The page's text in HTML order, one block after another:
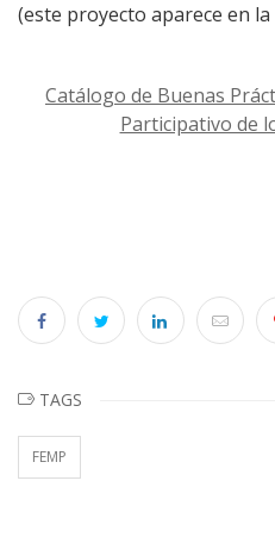
(este proyecto aparece en la
Catálogo de Buenas
Participativo de
TAGS
FEMP